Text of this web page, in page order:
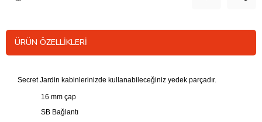
ÜRÜN ÖZELLIKLERI
Secret Jardin kabinlerinizde kullanabileceğiniz yedek parçadır.
16 mm çap
SB Bağlantı